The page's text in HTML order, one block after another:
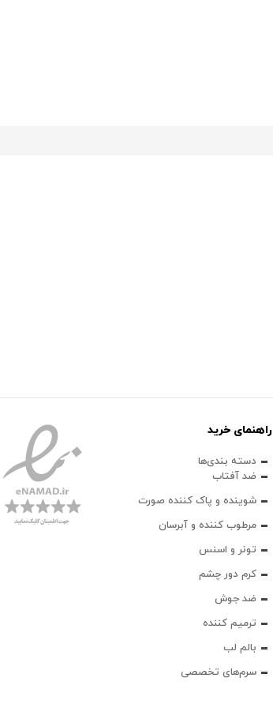
راهنمای خرید
دسته بندی‌ها
ضد آفتاب
شوینده و پاک‌ کننده صورت
مرطوب کننده و آبرسان
تونر و اسنس
کرم دور چشم
ضد جوش
ترمیم کننده
بالم لب
سرم‌های تخصصی